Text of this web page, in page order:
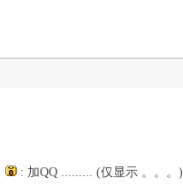
: 加QQ ......... (仅显示 。。。)